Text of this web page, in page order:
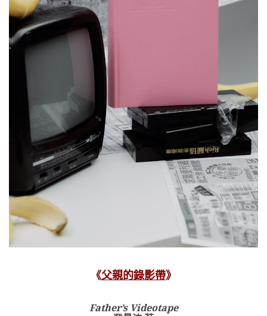
《父親的錄影帶》
Father’s Videotape